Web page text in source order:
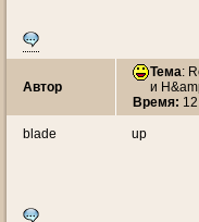
Автор
Тема:
и
Время:
blade up